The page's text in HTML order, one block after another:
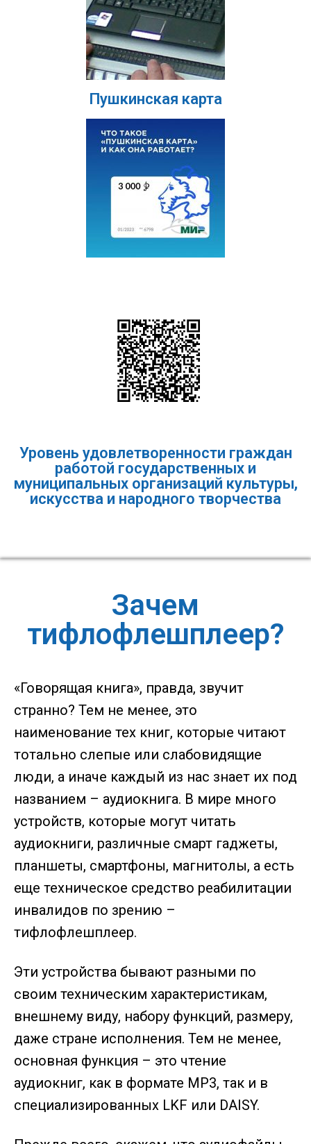
Пушкинская карта
Уровень удовлетворенности граждан
работой государственных и
муниципальных организаций культуры,
искусства и народного творчества
Зачем
тифлофлешплеер?
«Говорящая книга», правда, звучит
странно? Тем не менее, это
наименование тех книг, которые читают
тотально слепые или слабовидящие
люди, а иначе каждый из нас знает их под
названием – аудиокнига. В мире много
устройств, которые могут читать
аудиокниги, различные смарт гаджеты,
планшеты, смартфоны, магнитолы, а есть
еще техническое средство реабилитации
инвалидов по зрению –
тифлофлешплеер.
Эти устройства бывают разными по
своим техническим характеристикам,
внешнему виду, набору функций, размеру,
даже стране исполнения. Тем не менее,
основная функция – это чтение
аудиокниг, как в формате MP3, так и в
специализированных LKF или DAISY.